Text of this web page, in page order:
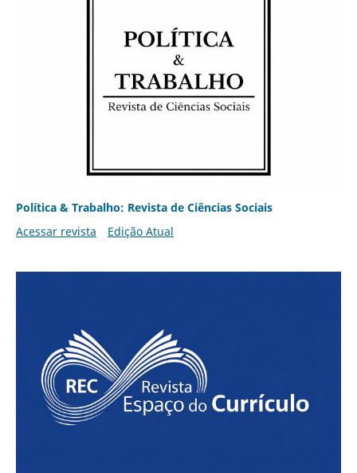
Política & Trabalho: Revista de Ciências Sociais
Acessar revista
Edição Atual